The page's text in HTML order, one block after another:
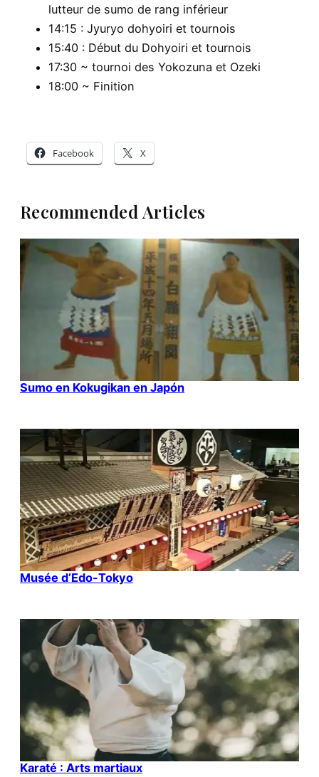
lutteur de sumo de rang inférieur
14:15 : Jyuryo dohyoiri et tournois
15:40 : Début du Dohyoiri et tournois
17:30 ~ tournoi des Yokozuna et Ozeki
18:00 ~ Finition
Facebook X
Recommended Articles
Sumo en Kokugikan en Japón
Musée d’Edo-Tokyo
Karaté : Arts martiaux